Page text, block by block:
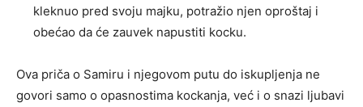
kleknuo pred svoju majku, potražio njen oproštaj i
obećao da će zauvek napustiti kocku.
Ova priča o Samiru i njegovom putu do iskupljenja ne
govori samo o opasnostima kockanja, već i o snazi ljubavi